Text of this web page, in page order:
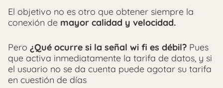
El objetivo no es otro que obtener siempre la
conexión de mayor calidad y velocidad.
Pero ¿Qué ocurre si la señal wi fi es débil? Pues
que activa inmediatamente la tarifa de datos, y si
el usuario no se da cuenta puede agotar su tarifa
en cuestión de días